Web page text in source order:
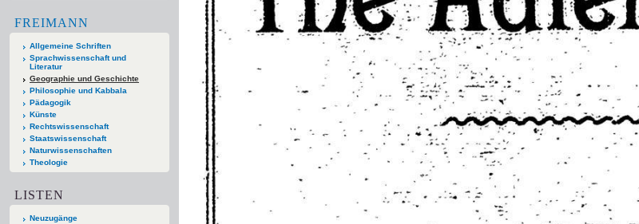
FREIMANN
Allgemeine Schriften
Sprachwissenschaft und
Literatur
Geographie und Geschichte
Philosophie und Kabbala
Pädagogik
Künste
Rechtswissenschaft
Staatswissenschaft
Naturwissenschaften
Theologie
LISTEN
Neuzugänge